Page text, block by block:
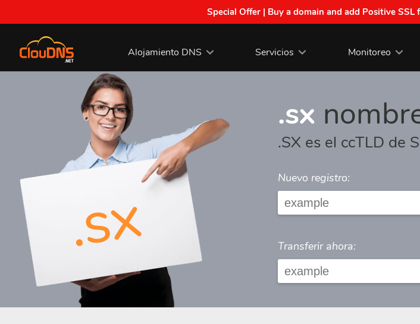
Special Offer | Buy a domain and add Positive
Alojamiento DNS Servicios Monitoreo
.sx
.sx
.SX es el ccTLD de
Nuevo registro:
Transferir ahora: